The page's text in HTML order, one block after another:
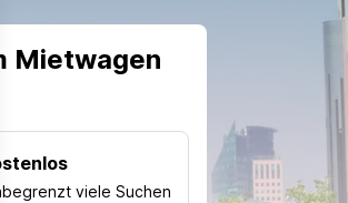
Mietwagen
viele Suchen